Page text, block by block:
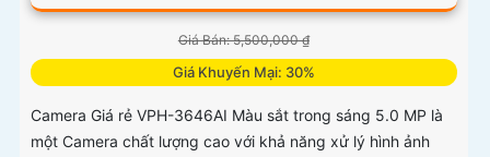
Giá Bán: 5,500,000 ₫
Giá Khuyến Mại: 30%
Camera Giá rẻ VPH-3646AI Màu sắt trong sáng 5.0 MP là
một Camera chất lượng cao với khả năng xử lý hình ảnh